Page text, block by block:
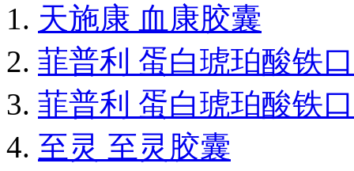
天施康 血康胶囊
菲普利 蛋白琥珀酸铁
菲普利 蛋白琥珀酸铁
至灵 至灵胶囊